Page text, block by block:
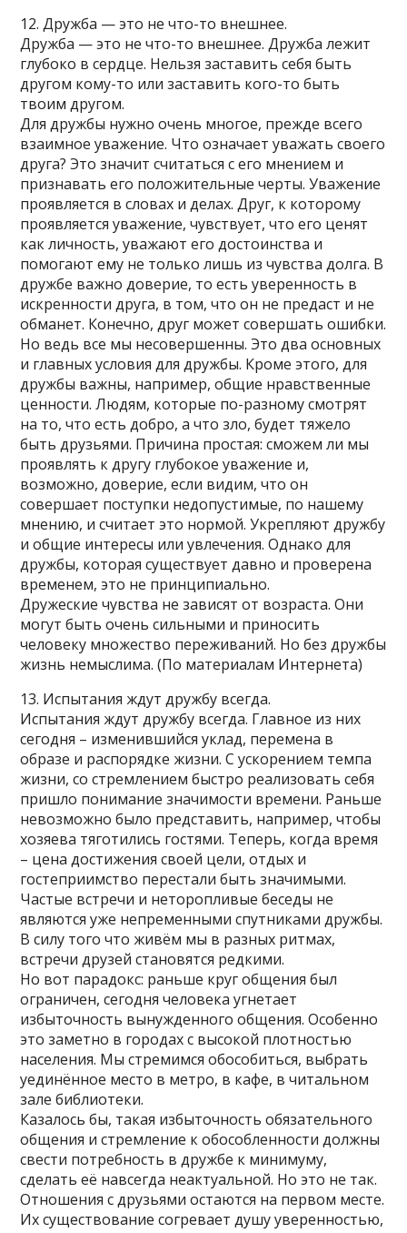
12. Дружба — это не что-то внешнее.
Дружба — это не что-то внешнее. Дружба лежит
глубоко в сердце. Нельзя заставить себя быть
другом кому-то или заставить кого-то быть
твоим другом.
Для дружбы нужно очень многое, прежде всего
взаимное уважение. Что означает уважать своего
друга? Это значит считаться с его мнением и
признавать его положительные черты. Уважение
проявляется в словах и делах. Друг, к которому
проявляется уважение, чувствует, что его ценят
как личность, уважают его достоинства и
помогают ему не только лишь из чувства долга. В
дружбе важно доверие, то есть уверенность в
искренности друга, в том, что он не предаст и не
обманет. Конечно, друг может совершать ошибки.
Но ведь все мы несовершенны. Это два основных
и главных условия для дружбы. Кроме этого, для
дружбы важны, например, общие нравственные
ценности. Людям, которые по-разному смотрят
на то, что есть добро, а что зло, будет тяжело
быть друзьями. Причина простая: сможем ли мы
проявлять к другу глубокое уважение и,
возможно, доверие, если видим, что он
совершает поступки недопустимые, по нашему
мнению, и считает это нормой. Укрепляют дружбу
и общие интересы или увлечения. Однако для
дружбы, которая существует давно и проверена
временем, это не принципиально.
Дружеские чувства не зависят от возраста. Они
могут быть очень сильными и приносить
человеку множество переживаний. Но без дружбы
жизнь немыслима. (По материалам Интернета)
13. Испытания ждут дружбу всегда.
Испытания ждут дружбу всегда. Главное из них
сегодня – изменившийся уклад, перемена в
образе и распорядке жизни. С ускорением темпа
жизни, со стремлением быстро реализовать себя
пришло понимание значимости времени. Раньше
невозможно было представить, например, чтобы
хозяева тяготились гостями. Теперь, когда время
– цена достижения своей цели, отдых и
гостеприимство перестали быть значимыми.
Частые встречи и неторопливые беседы не
являются уже непременными спутниками дружбы.
В силу того что живём мы в разных ритмах,
встречи друзей становятся редкими.
Но вот парадокс: раньше круг общения был
ограничен, сегодня человека угнетает
избыточность вынужденного общения. Особенно
это заметно в городах с высокой плотностью
населения. Мы стремимся обособиться, выбрать
уединённое место в метро, в кафе, в читальном
зале библиотеки.
Казалось бы, такая избыточность обязательного
общения и стремление к обособленности должны
свести потребность в дружбе к минимуму,
сделать её навсегда неактуальной. Но это не так.
Отношения с друзьями остаются на первом месте.
Их существование согревает душу уверенностью,